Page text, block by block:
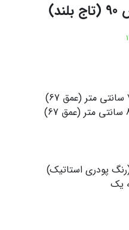
(رنگ پودری استاتیک)